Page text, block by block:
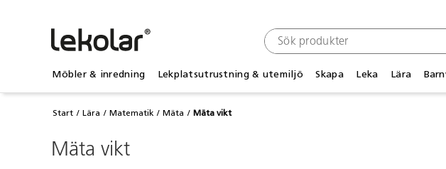
Möbler & inredning Lekplatsutrustning & utemiljö Skapa Leka Lära
Start Lära Matematik Mäta Mäta vikt
Mäta vikt